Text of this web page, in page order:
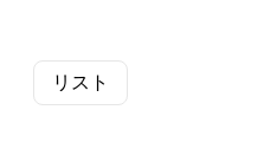
リスト